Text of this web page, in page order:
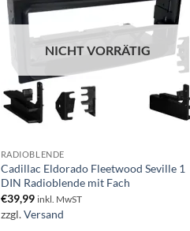
NICHT VORRÄTIG
RADIOBLENDE
Cadillac Eldorado Fleetwood Seville 1
DIN Radioblende mit Fach
€39,99 inkl. MwST
zzgl.Versand